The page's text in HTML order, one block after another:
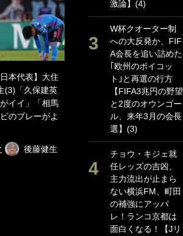
本代表】大住
(3)「久保建英
イイ」「相馬
のプレーがよ
後藤健生
激論】(4)
W杯クオーター制
への大反発か、FIF
A会長を追い詰めた
｢欧州のボイコッ
ト｣と再選の行方
【FIFA3兆円の野望
と2度のオウンゴー
ル、来年3月の会長
選】(3)
チョウ・キジェ就
任レッズの吉凶、
主力流出が止まら
ない横浜FM、町田
の補強にアッパ
レ！ランコ京都は
面白くなる！【Jリ